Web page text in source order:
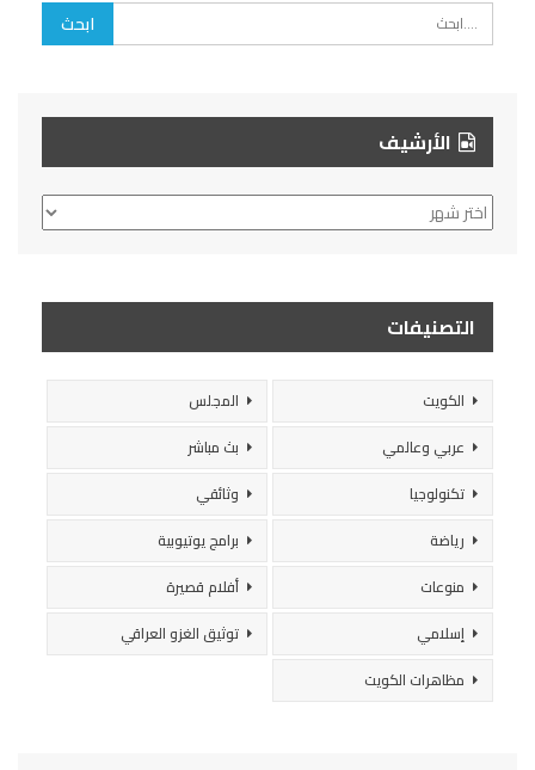
الأرشيف
الأرشيف
التصنيفات
الكويت
المجلس
عربي وعالمي
بث مباشر
تكنولوجيا
وثائقي
رياضة
برامج يوتيوبية
منوعات
أفلام قصيرة
إسلامي
توثيق الغزو العراقي
مظاهرات الكويت